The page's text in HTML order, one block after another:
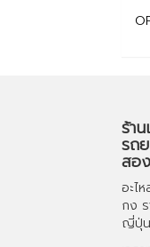
ร้า
รถ
สอ
อะไ
กง
ญี่ปุ่น